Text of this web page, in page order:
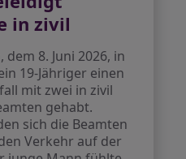
in zivil
8. Juni 2026, in
19-Jähriger einen
mit zwei in zivil
gehabt.
sich die Beamten
Verkehr auf der